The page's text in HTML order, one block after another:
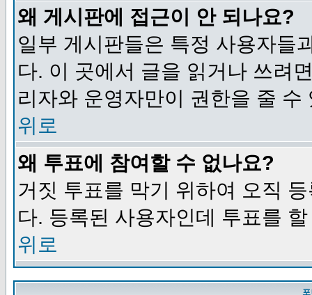
왜 게시판에 접근이 안 되나요?
일부 게시판들은 특정 사용자들
다. 이 곳에서 글을 읽거나 쓰려
리자와 운영자만이 권한을 줄
위로
왜 투표에 참여할 수 없나요?
거짓 투표를 막기 위하여 오직
다. 등록된 사용자인데 투표를
위로